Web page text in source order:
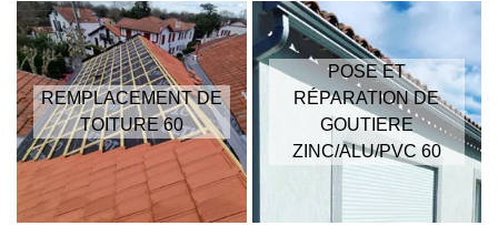
REMPLACEMENT DE
TOITURE 60
POSE ET
RÉPARATION DE
GOUTIERE
ZINC/ALU/PVC 60